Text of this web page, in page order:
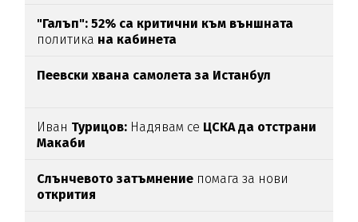
"Галъп": 52% са критични към външната
политика на кабинета
Пеевски хвана самолета за Истанбул
Иван Турицов: Надявам се ЦСКА да отстрани
Макаби
Слънчевото затъмнение помага за нови
открития